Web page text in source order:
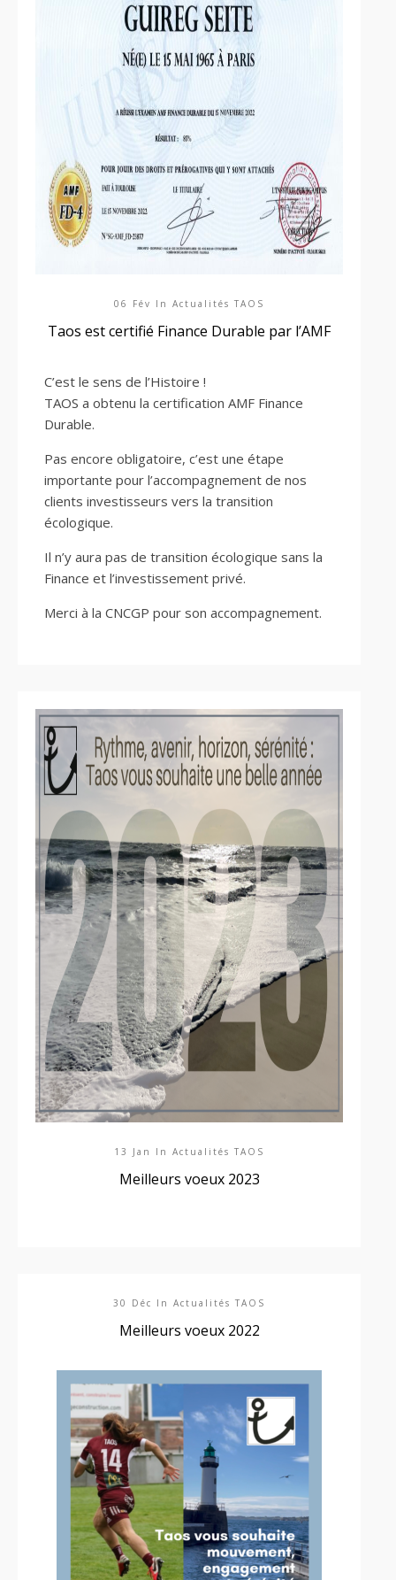
06 Fév In Actualités TAOS
Taos est certifié Finance Durable par l’AMF
C’est le sens de l’Histoire !
TAOS a obtenu la certification AMF Finance
Durable.
Pas encore obligatoire, c’est une étape
importante pour l’accompagnement de nos
clients investisseurs vers la transition
écologique.
Il n’y aura pas de transition écologique sans la
Finance et l’investissement privé.
Merci à la CNCGP pour son accompagnement.
13 Jan In Actualités TAOS
Meilleurs voeux 2023
30 Déc In Actualités TAOS
Meilleurs voeux 2022